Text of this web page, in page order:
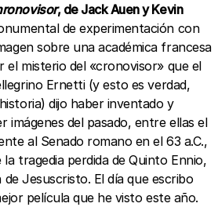
, de Jack Auen y Kevin
de experimentación con
sobre una académica francesa
el misterio del «cronovisor» que el
Ernetti (y esto es verdad,
dijo haber inventado y
imágenes del pasado, entre ellas el
al Senado romano en el 63 a.C.,
tragedia perdida de Quinto Ennio,
Jesuscristo. El día que escribo
película que he visto este año.